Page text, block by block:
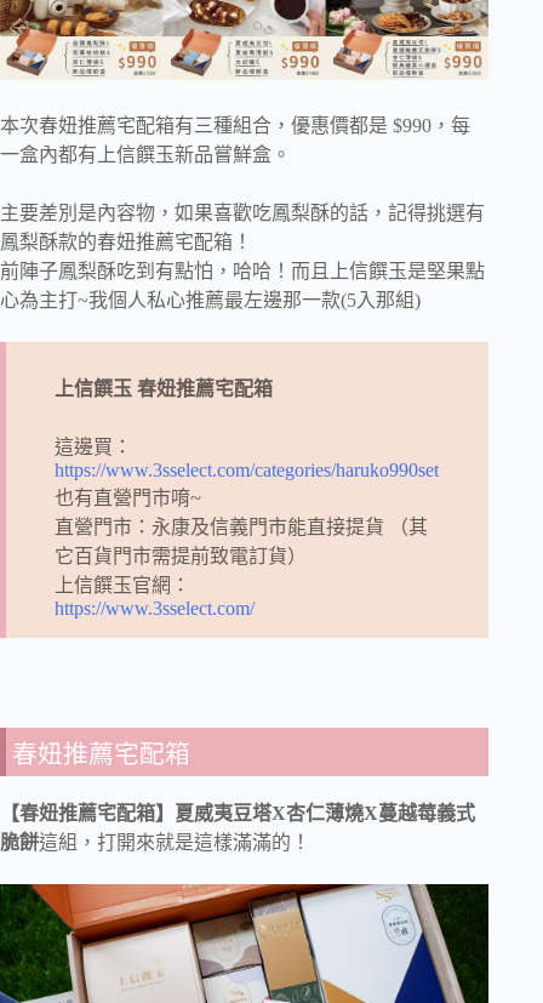
本次春妞推薦宅配箱有三種組合，優惠價都是 $990，每
一盒內都有上信饌玉新品嘗鮮盒。
主要差別是內容物，如果喜歡吃鳳梨酥的話，記得挑選有
鳳梨酥款的春妞推薦宅配箱！
前陣子鳳梨酥吃到有點怕，哈哈！而且上信饌玉是堅果點
心為主打~我個人私心推薦最左邊那一款(5入那組)
上信饌玉 春妞推薦宅配箱
這邊買：
https://www.3sselect.com/categories/haruko990set
也有直營門市唷~
直營門市：永康及信義門市能直接提貨 （其
它百貨門市需提前致電訂貨）
上信饌玉官網：
https://www.3sselect.com/
春妞推薦宅配箱
【春妞推薦宅配箱】夏威夷豆塔X杏仁薄燒X蔓越莓義式
脆餅這組，打開來就是這樣滿滿的！